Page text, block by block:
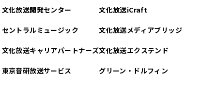
文化放送開発センター
セントラルミュージック
文化放送キャリアパートナーズ
東京音研放送サービス
文化放送iCraft
文化放送メディアブリッジ
文化放送エクステンド
グリーン・ドルフィン